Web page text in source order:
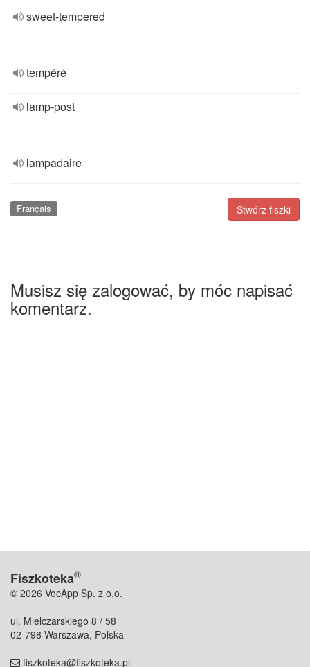
sweet-tempered
tempéré
lamp-post
lampadaire
Stwórz fiszki
Français
Musisz się zalogować, by móc napisać
komentarz.
Fiszkoteka®
© 2026 VocApp Sp. z o.o.
ul. Mielczarskiego 8 / 58
02-798 Warszawa, Polska
fiszkoteka@fiszkoteka.pl